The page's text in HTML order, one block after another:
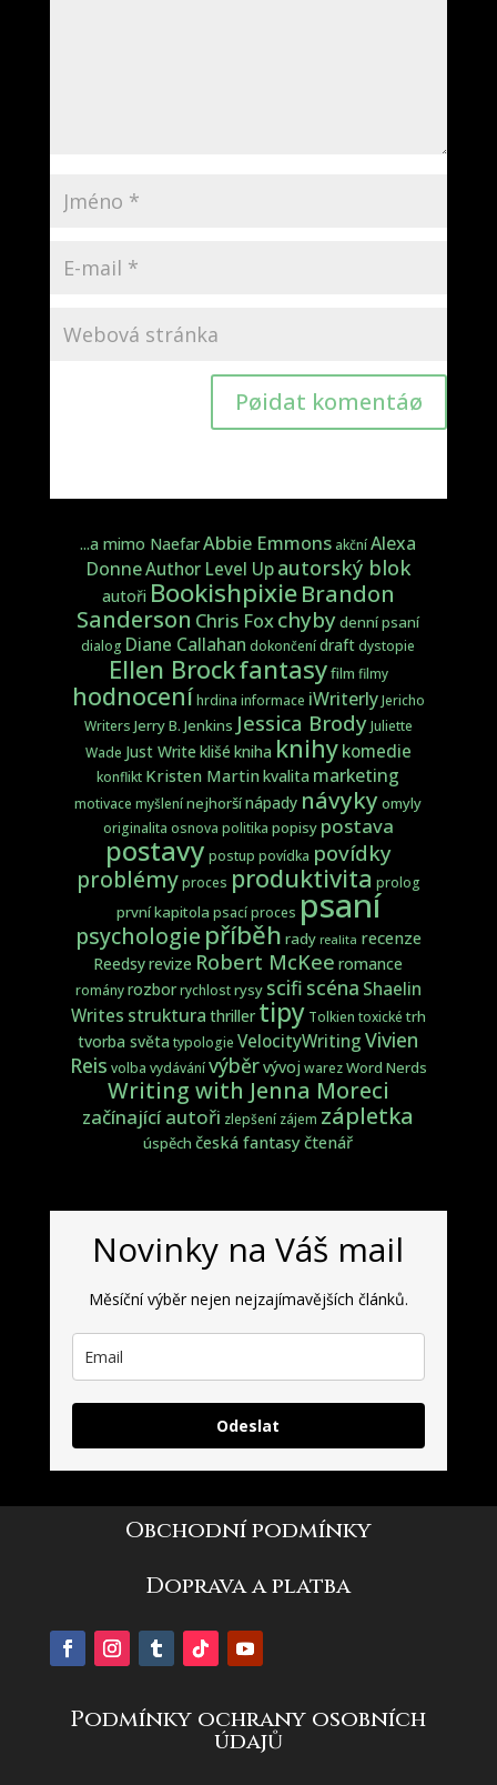
Pøidat komentáø
...a mimo NaefarAbbie Emmons akční Alexa
DonneAuthor Level Upautorský blok
autoři BookishpixieBrandon
Sanderson Chris Foxchybydenní psaní
dialog Diane Callahan dokončení draft dystopie
Ellen Brockfantasyfilm filmy
hodnoceníhrdina informace iWriterlyJericho
Writers Jerry B. Jenkins Jessica BrodyJuliette
Wade Just Write klišé kniha knihykomedie
konflikt Kristen Martinkvalita marketing
motivace myšlení nejhoršínápady návyky omyly
originalita osnova politika popisy postava
postavy postup povídka povídky
problémyproces produktivita prolog
první kapitola psací proces psaní
psychologie příběh rady realita recenze
Reedsyrevize Robert McKee romance
rományrozborrychlostrysy scifi scéna Shaelin
Writes struktura thriller tipy Tolkien toxické trh
tvorba světa typologie VelocityWriting Vivien
Reis volba vydávánívýběrvývoj warezWord Nerds
Writing with Jenna Moreci
začínající autoři zlepšení zájem zápletka
úspěch česká fantasyčtenář
Novinky na Váš mail
Měsíční výběr nejen nejzajímavějších článků.
Odeslat
Obchodní podmínky
Doprava a platba
Podmínky ochrany osobních
údajů